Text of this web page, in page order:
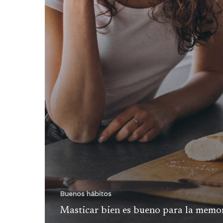
Buenos hábitos
Masticar bien es bueno para la